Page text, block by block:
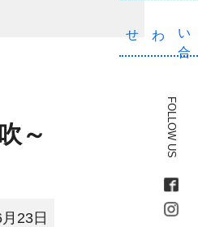
～
23日
わせ
FOLLOW US